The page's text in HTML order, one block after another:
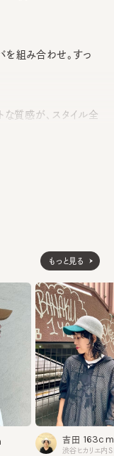
を組み合わせ。すっ
な質感が、スタイル全
のスプレーや、帽子
トライナーのお勧め
るとスベリを破損する
がございます。予め
もっと見る
吉田 163cm